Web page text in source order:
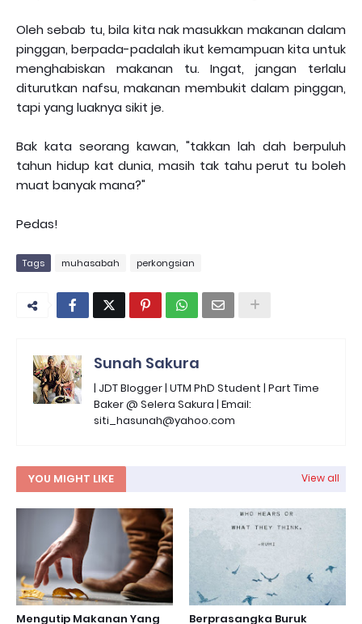
Oleh sebab tu, bila kita nak masukkan makanan dalam
pinggan, berpada-padalah ikut kemampuan kita untuk
menghabiskan makanan tu. Ingat, jangan terlalu
diturutkan nafsu, makanan membukit dalam pinggan,
tapi yang luaknya sikit je.
Bak kata seorang kawan, "takkan lah dah berpuluh
tahun hidup kat dunia, masih tak tahu perut tu boleh
muat banyak mana?"
Pedas!
Tags muhasabah perkongsian
Sunah Sakura
| JDT Blogger | UTM PhD Student | Part Time
Baker @ Selera Sakura | Email:
siti_hasunah@yahoo.com
YOU MIGHT LIKE View all
Mengutip Makanan Yang
Berprasangka Buruk